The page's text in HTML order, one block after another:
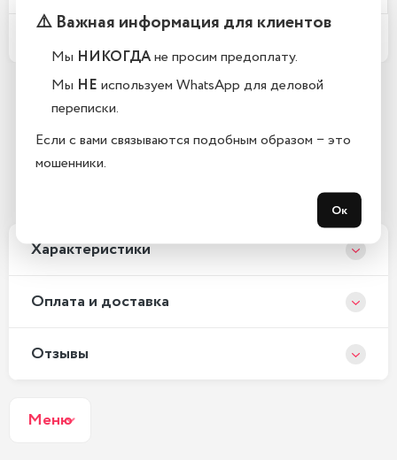
Какой срок гарантии?
Остались вопросы?
Закажите обратный звонок
Xарактеристики
Оплата и доставка
Отзывы
Меню
⚠️ Важная информация для клиентов
Мы НИКОГДАне просим предоплату.
Мы НЕ используем WhatsApp для деловой
переписки.
Если с вами связываются подобным образом − это
мошенники.
Ок